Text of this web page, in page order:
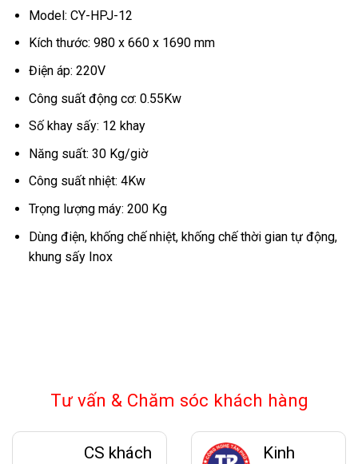
Model: CY-HPJ-12
Kích thước: 980 x 660 x 1690 mm
Điện áp: 220V
Công suất động cơ: 0.55Kw
Số khay sấy: 12 khay
Năng suất: 30 Kg/giờ
Công suất nhiệt: 4Kw
Trọng lượng máy: 200 Kg
Dùng điện, khống chế nhiệt, khống chế thời gian tự động,
khung sấy Inox
Tư vấn & Chăm sóc khách hàng
CS khách
Kinh